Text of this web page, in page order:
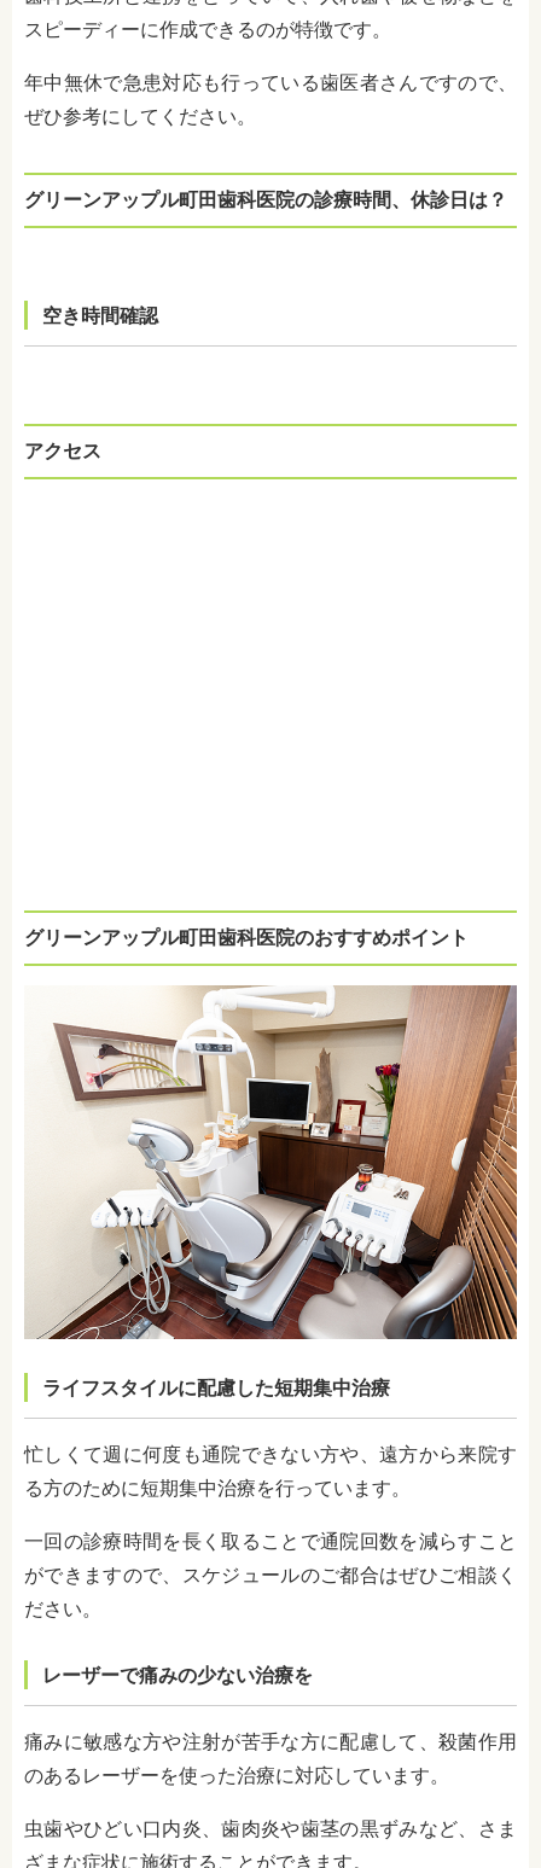
スピーディーに作成できるのが特徴です。
年中無休で急患対応も行っている歯医者さんですので、
ぜひ参考にしてください。
グリーンアップル町田歯科医院の診療時間、休診日は？
空き時間確認
アクセス
グリーンアップル町田歯科医院のおすすめポイント
ライフスタイルに配慮した短期集中治療
忙しくて週に何度も通院できない方や、遠方から来院す
る方のために短期集中治療を行っています。
一回の診療時間を長く取ることで通院回数を減らすこと
ができますので、スケジュールのご都合はぜひご相談く
ださい。
レーザーで痛みの少ない治療を
痛みに敏感な方や注射が苦手な方に配慮して、殺菌作用
のあるレーザーを使った治療に対応しています。
虫歯やひどい口内炎、歯肉炎や歯茎の黒ずみなど、さま
ざまな症状に施術することができます。